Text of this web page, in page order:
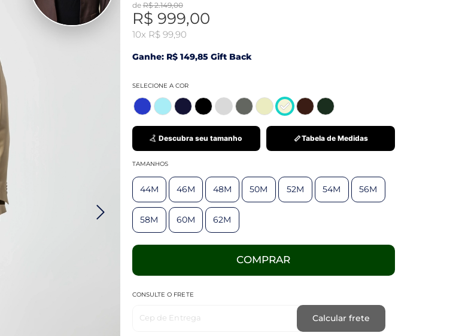
deR$ 2.149,00
R$ 999,00
10x R$ 99,90
Ganhe: R$ 149,85 Gift Back
SELECIONE A COR
Descubra seu tamanho Tabela de Medidas
TAMANHOS
44M 46M 48M 50M 52M 54M 56M
58M 60M 62M
COMPRAR
CONSULTE O FRETE
Cep de Entrega Calcular frete